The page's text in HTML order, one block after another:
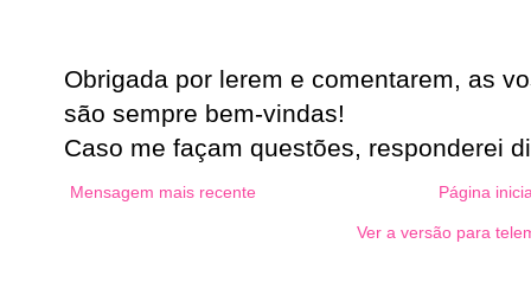
Obrigada por lerem e comentarem, as
são sempre bem-vindas!
Caso me façam questões, responderei
Mensagem mais recente Página
Ver a versão para